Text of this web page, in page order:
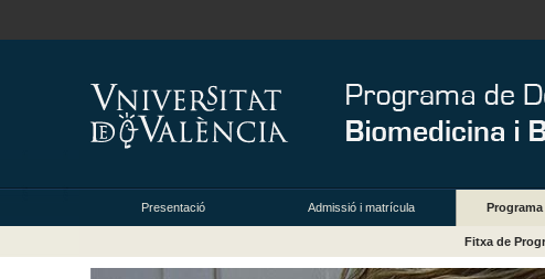
Presentació Admissió i matrícula
Fitxa de